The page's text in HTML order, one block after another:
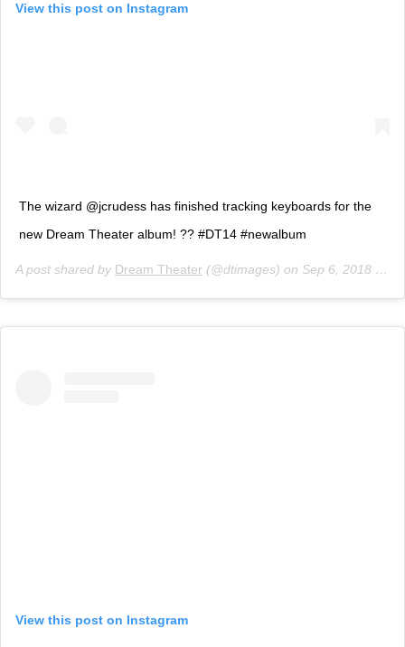
View this post on Instagram
The wizard @jcrudess has finished tracking keyboards for the
new Dream Theater album! ?? #DT14 #newalbum
A post shared by Dream Theater (@dtimages) on Sep 6, 2018 at 10:05am PDT
View this post on Instagram